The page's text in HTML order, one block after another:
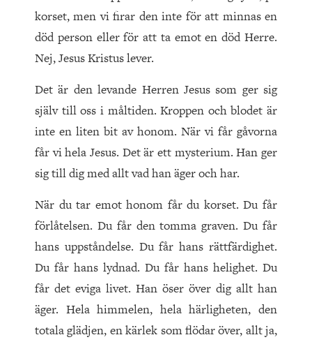
korset, men vi firar den inte för att minnas en
död person eller för att ta emot en död Herre.
Nej, Jesus Kristus lever.
Det är den levande Herren Jesus som ger sig
själv till oss i måltiden. Kroppen och blodet är
inte en liten bit av honom. När vi får gåvorna
får vi hela Jesus. Det är ett mysterium. Han ger
sig till dig med allt vad han äger och har.
När du tar emot honom får du korset. Du får
förlåtelsen. Du får den tomma graven. Du får
hans uppståndelse. Du får hans rättfärdighet.
Du får hans lydnad. Du får hans helighet. Du
får det eviga livet. Han öser över dig allt han
äger. Hela himmelen, hela härligheten, den
totala glädjen, en kärlek som flödar över, allt ja,